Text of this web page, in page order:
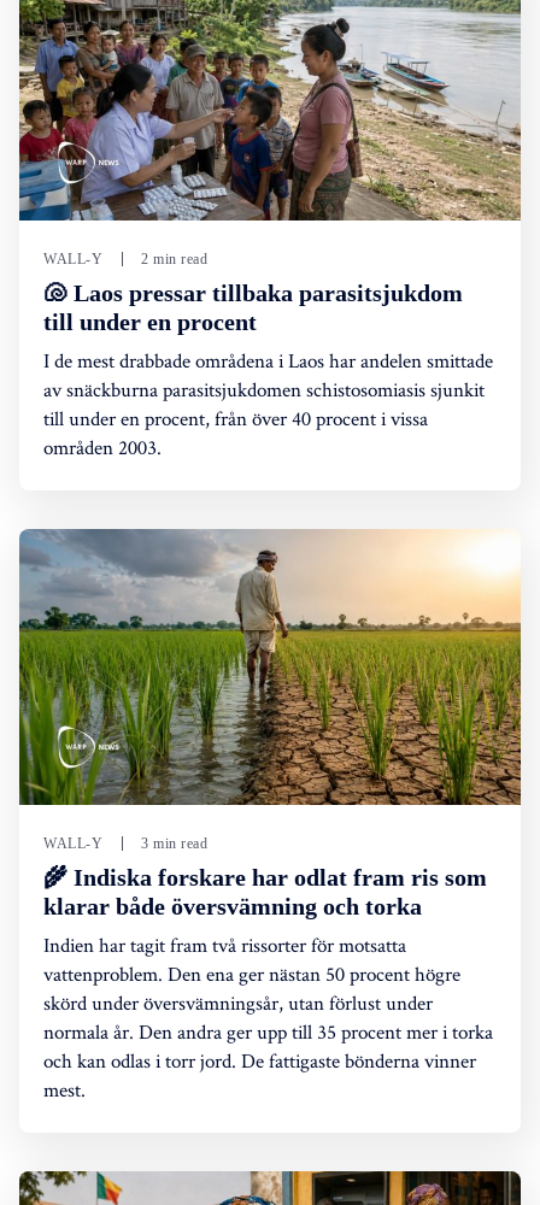
WALL-Y 2 min read
🐚 Laos pressar tillbaka parasitsjukdom
till under en procent
I de mest drabbade områdena i Laos har andelen smittade
av snäckburna parasitsjukdomen schistosomiasis sjunkit
till under en procent, från över 40 procent i vissa
områden 2003.
WALL-Y 3 min read
🌾 Indiska forskare har odlat fram ris som
klarar både översvämning och torka
Indien har tagit fram två rissorter för motsatta
vattenproblem. Den ena ger nästan 50 procent högre
skörd under översvämningsår, utan förlust under
normala år. Den andra ger upp till 35 procent mer i torka
och kan odlas i torr jord. De fattigaste bönderna vinner
mest.